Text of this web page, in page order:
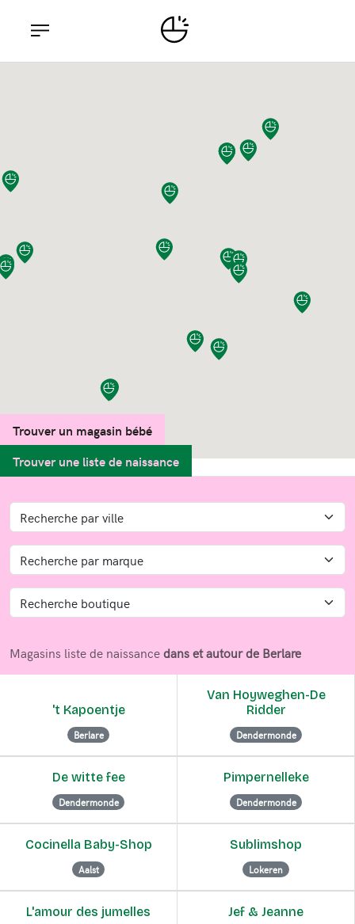
Trouver un magasin bébé
Trouver une liste de naissance
Magasins liste de naissancedans et autour de Berlare
't Kapoentje
Berlare
Van Hoyweghen-De
Ridder
Dendermonde
De witte fee
Dendermonde
Pimpernelleke
Dendermonde
Cocinella Baby-Shop
Aalst
Sublimshop
Lokeren
L'amour des jumelles Jef & Jeanne